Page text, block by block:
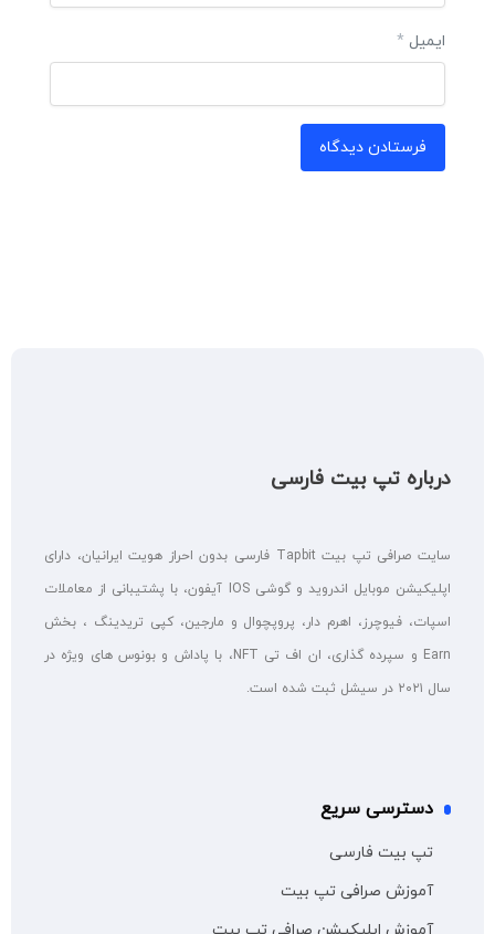
ایمیل *
درباره تپ بیت فارسی
سایت صرافی تپ بیت Tapbit فارسی بدون احراز هویت ایرانیان، دارای
اپلیکیشن موبایل اندروید و گوشی IOS آیفون، با پشتیبانی از معاملات
اسپات، فیوچرز، اهرم دار، پروپچوال و مارجین، کپی تریدینگ ، بخش
Earn و سپرده گذاری، ان اف تی NFT، با پاداش و بونوس های ویژه در
سال ۲۰۲۱ در سیشل ثبت شده است.
دسترسی سریع
تپ بیت فارسی
آموزش صرافی تپ بیت
آموزش اپلیکیشن صرافی تپ بیت